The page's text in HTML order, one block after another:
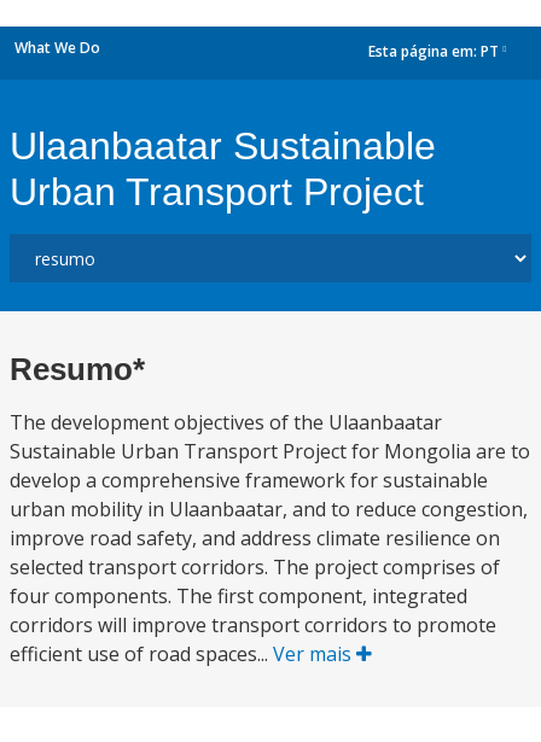
What We Do Esta página em: PT
Ulaanbaatar Sustainable
Urban Transport Project
Resumo*
The development objectives of the Ulaanbaatar
Sustainable Urban Transport Project for Mongolia are to
develop a comprehensive framework for sustainable
urban mobility in Ulaanbaatar, and to reduce congestion,
improve road safety, and address climate resilience on
selected transport corridors. The project comprises of
four components. The first component, integrated
corridors will improve transport corridors to promote
efficient use of road spaces... Ver mais